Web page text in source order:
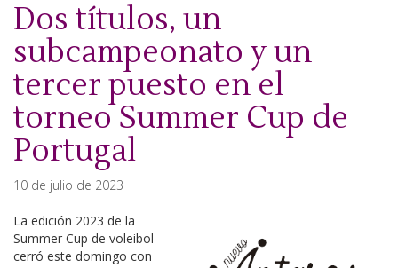
Dos títulos, un
subcampeonato y un
tercer puesto en el
torneo Summer Cup de
Portugal
10 de julio de 2023
La edición 2023 de la
Summer Cup de voleibol
cerró este domingo con